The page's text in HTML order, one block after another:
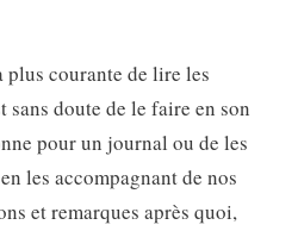
courante de lire les
sans doute de le faire en son
pour un journal ou de les
les accompagnant de nos
et remarques après quoi,